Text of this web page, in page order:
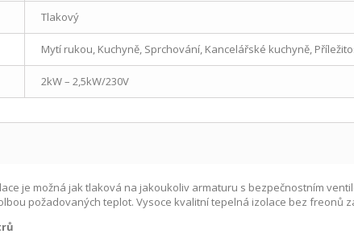
Tlakový
Mytí rukou, Kuchyně, Sprchování, Kancelářské kuchyně,
2kW – 2,5kW/230V
je možná jak tlaková na jakoukoliv armaturu s bezpečnostním
požadovaných teplot. Vysoce kvalitní tepelná izolace bez freonů